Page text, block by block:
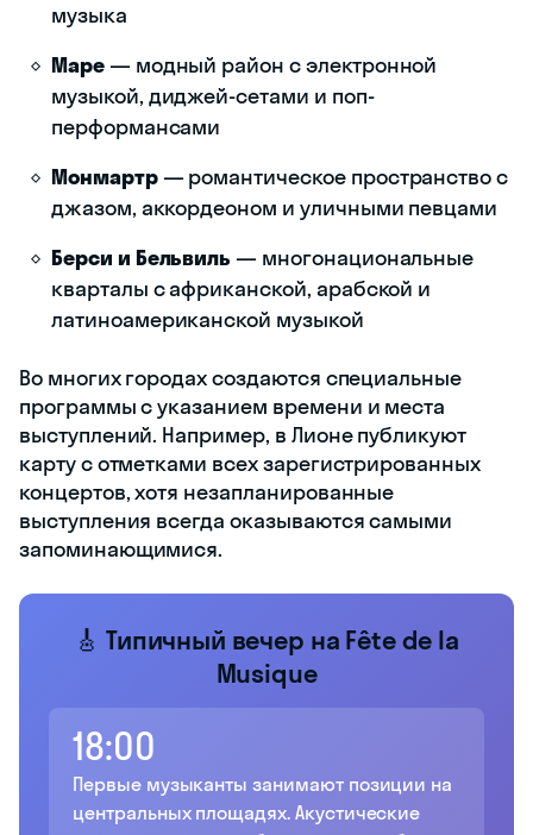
музыка
Маре— модный район с электронной
музыкой, диджей-сетами и поп-
перформансами
Монмартр— романтическое пространство с
джазом, аккордеоном и уличными певцами
Берси и Бельвиль — многонациональные
кварталы с африканской, арабской и
латиноамериканской музыкой
Во многих городах создаются специальные
программы с указанием времени и места
выступлений. Например, в Лионе публикуют
карту с отметками всех зарегистрированных
концертов, хотя незапланированные
выступления всегда оказываются самыми
запоминающимися.
🎸 Типичный вечер на Fête de la
Musique
18:00
Первые музыканты занимают позиции на
центральных площадях. Акустические